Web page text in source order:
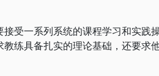
一系列系统的课程学习和实践
练具备扎实的理论基础，还要求